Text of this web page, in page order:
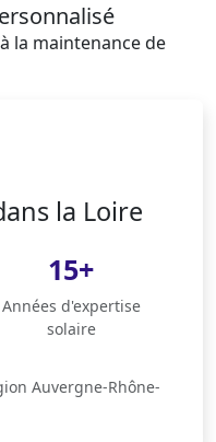
la maintenance de
la Loire
15+
Années d'expertise
solaire
Auvergne-Rhône-